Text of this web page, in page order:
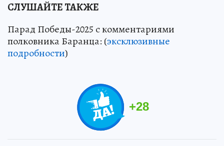
СЛУШАЙТЕ ТАКЖЕ
Парад Победы-2025 с комментариями
полковника Баранца: (эксклюзивные
подробности)
+28